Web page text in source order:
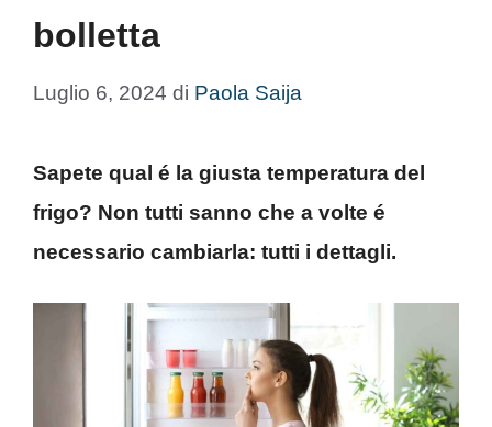
bolletta
Luglio 6, 2024 di Paola Saija
Sapete qual é la giusta temperatura del
frigo? Non tutti sanno che a volte é
necessario cambiarla: tutti i dettagli.